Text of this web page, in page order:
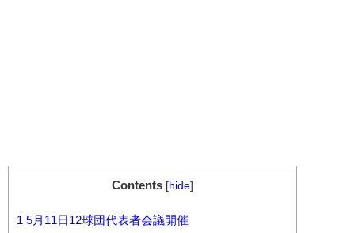
Contents [hide]
1 5月11日12球団代表者会議開催